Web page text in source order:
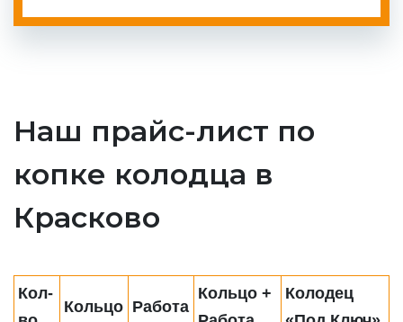
Наш прайс-лист по
копке колодца в
Красково
Кол-
Кольцо Работа
Кольцо +
Колодец